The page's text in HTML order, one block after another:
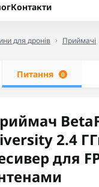
Контакти
для дронів Приймачі
Питання 0
2.4
для